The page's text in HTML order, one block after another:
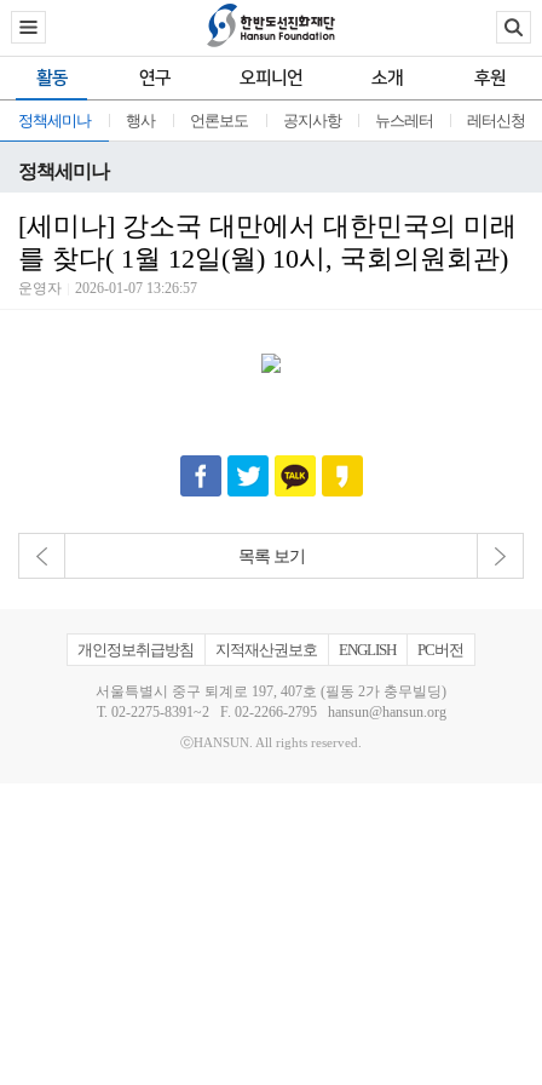
활동 연구 오피니언 소개 후원
정책세미나 행사 언론보도 공지사항 뉴스레터 레터신청
정책세미나
[세미나] 강소국 대만에서 대한민국의 미래
를 찾다( 1월 12일(월) 10시, 국회의원회관)
운영자 2026-01-07 13:26:57
목록 보기
개인정보취급방침 지적재산권보호 ENGLISH PC버전
서울특별시 중구 퇴계로 197, 407호 (필동 2가 충무빌딩)
T. 02-2275-8391~2F. 02-2266-2795 hansun@hansun.org
ⓒHANSUN. All rights reserved.